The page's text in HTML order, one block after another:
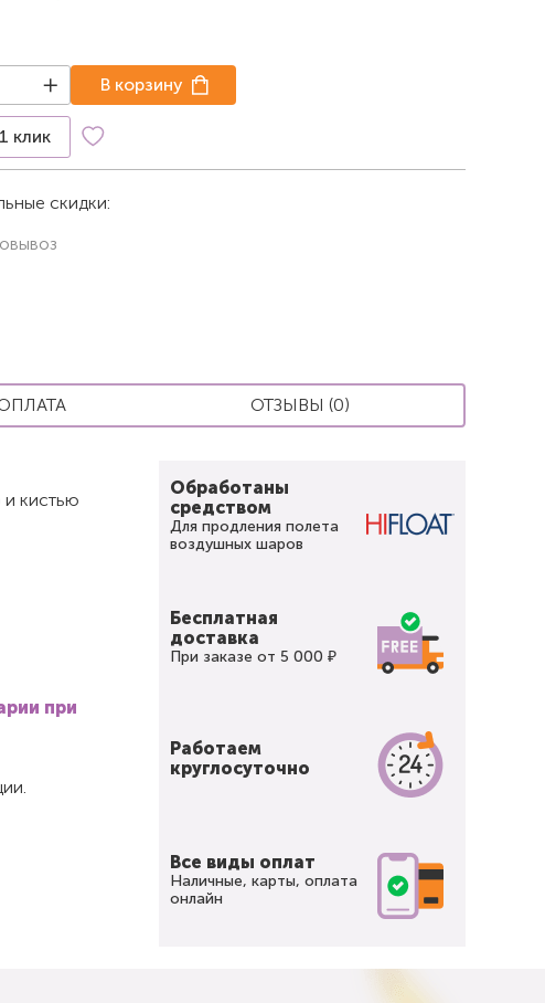
клик
В корзину
скидки:
ОТЗЫВЫ (0)
кистью
при
Обработаны
средством
Для продления полета
воздушных шаров
Бесплатная
доставка
При заказе от 5 000 ₽
Работаем
круглосуточно
Все виды оплат
Наличные, карты, оплата
онлайн